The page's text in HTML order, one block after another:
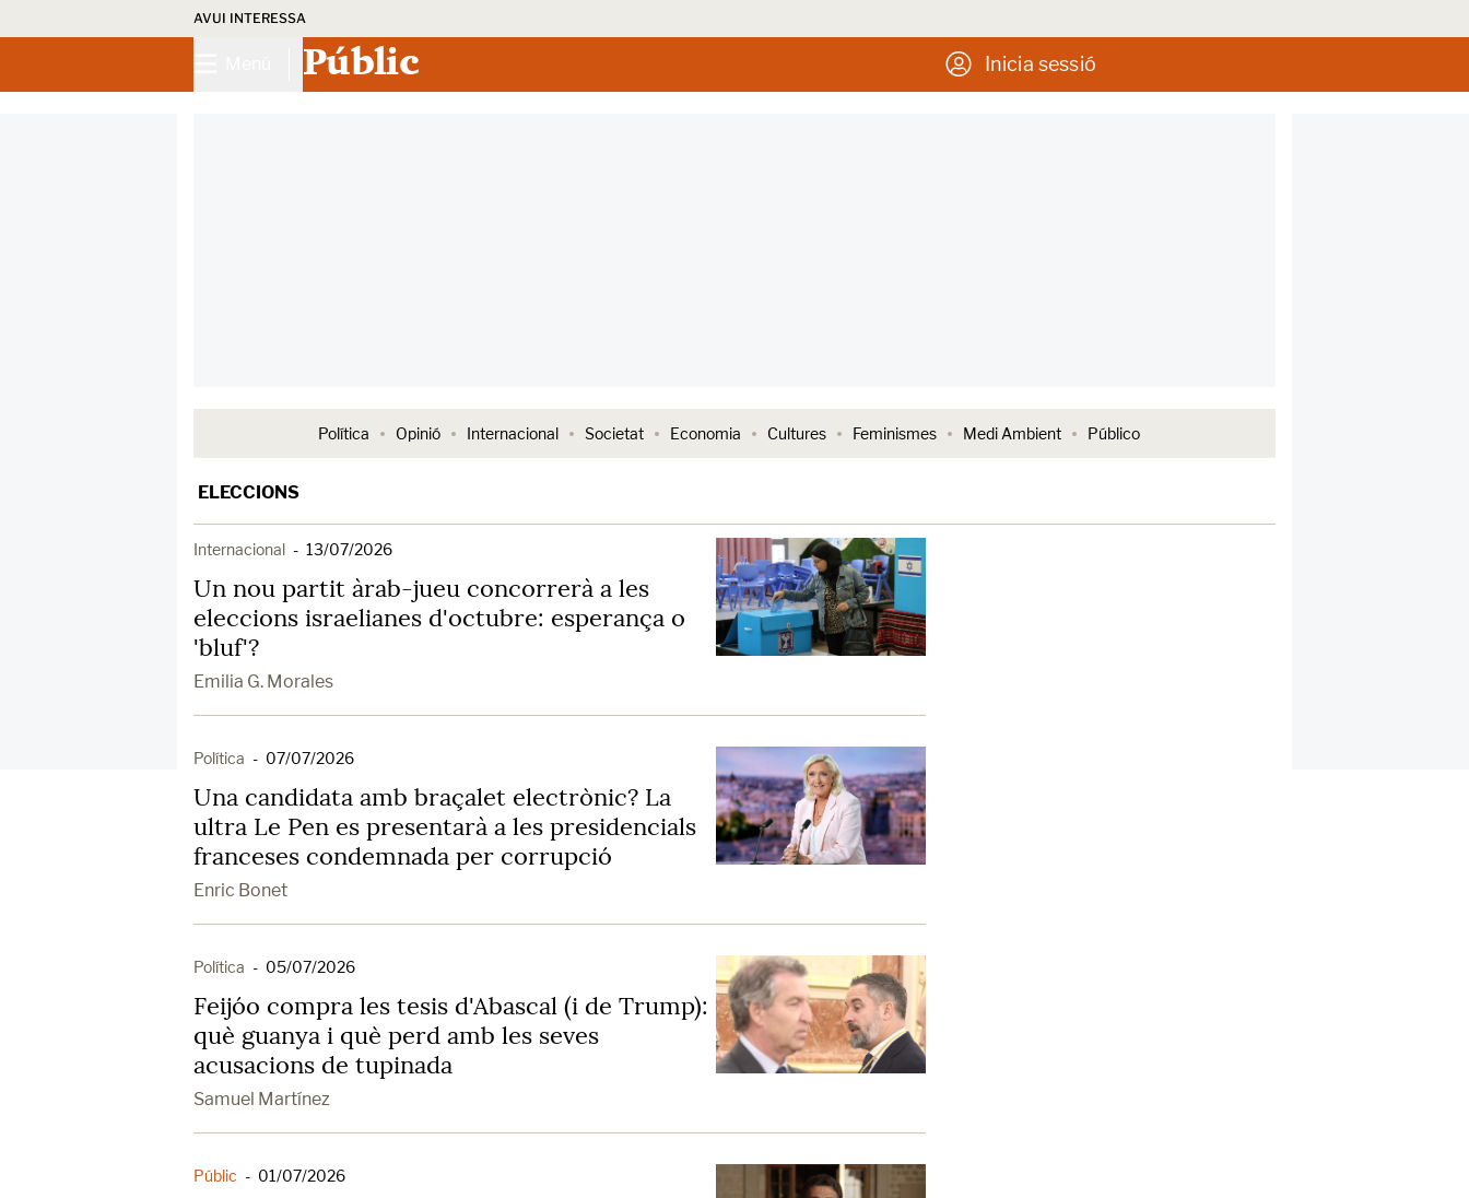
AVUI INTERESSA
Públic Inicia sessió
Política Opinió Internacional Societat Economia Cultures Feminismes Medi Ambient Público
ELECCIONS
Internacional - 13/07/2026
Un nou partit àrab-jueu concorrerà a les
eleccions israelianes d'octubre: esperança o
'bluf'?
Emilia G. Morales
Política - 07/07/2026
Una candidata amb braçalet electrònic? La
ultra Le Pen es presentarà a les presidencials
franceses condemnada per corrupció
Enric Bonet
Política - 05/07/2026
Feijóo compra les tesis d'Abascal (i de Trump):
què guanya i què perd amb les seves
acusacions de tupinada
Samuel Martínez
Públic - 01/07/2026